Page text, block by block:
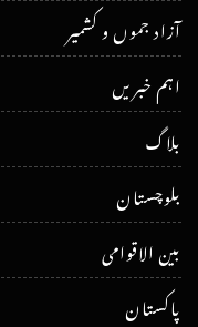
آزاد جموں و کشمیر
اہم خبریں
بلاگ
بلوچستان
بین الاقوامی
پاکستان